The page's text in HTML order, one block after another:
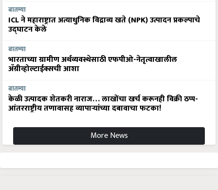
बातम्या
ICL ने महाराष्ट्रात अत्याधुनिक विद्राव्य खते (NPK) उत्पादन प्रकल्पाचे
उद्घाटन केले
बातम्या
भारताच्या ग्रामीण अर्थव्यवस्थेसाठी एफपीओ-नेतृत्वाखालील
अ‍ॅग्रीव्होल्टाईक्सची आशा
बातम्या
केळी उत्पादक शेतकरी नाराज… लाखोंचा खर्च करूनही विक्री ठप्प-
आंतरराष्ट्रीय तणावासह व्यापाऱ्यांच्या दबावाचा फटका!
More News